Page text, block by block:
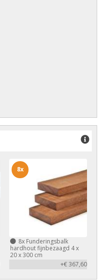
8x Funderingsbalk
hardhout fijnbezaagd 4 x
20 x 300 cm
+€ 367,60
8x